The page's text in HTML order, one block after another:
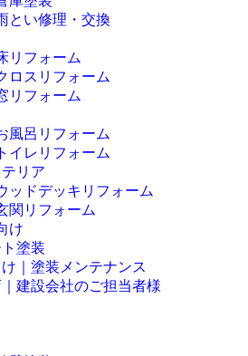
とい修理・交換
リフォーム
ロスリフォーム
リフォーム
風呂リフォーム
トイレリフォーム
リア
ッドデッキリフォーム
関リフォーム
け
塗装
｜塗装メンテナンス
建設会社のご担当者様